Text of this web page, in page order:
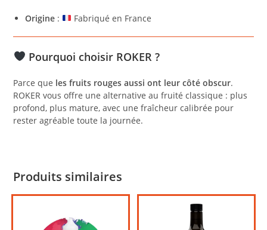
Origine : Fabriqué en France
Pourquoi choisir ROKER ?
Parce que les fruits rouges aussi ont leur côté obscur.
ROKER vous offre une alternative au fruité classique : plus
profond, plus mature, avec une fraîcheur calibrée pour
rester agréable toute la journée.
Produits similaires